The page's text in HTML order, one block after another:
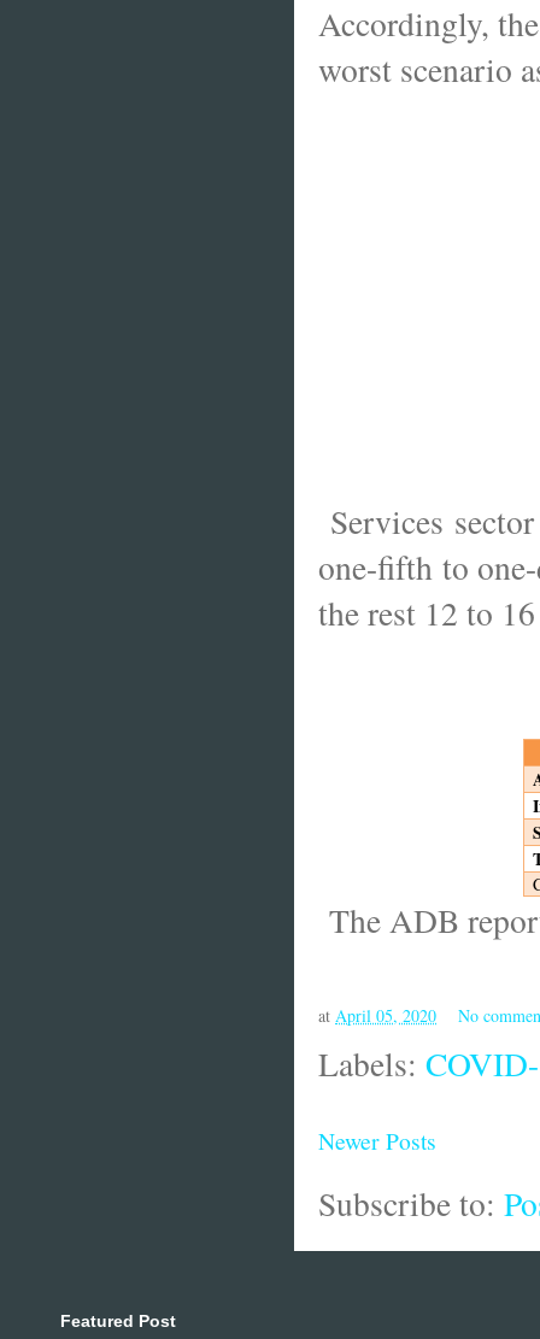
Accordingly,
worst scenario
Services
one-fifth to
the rest 12 to
The ADB
at April 05, 2020 No
Labels:
Newer Posts
Subscribe to:
Featured Post